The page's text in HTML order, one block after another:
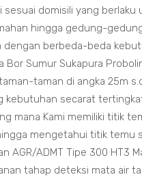
sesuai domisili yang
hingga gedung-
dengan berbeda-beda
Bor Sumur Sukapura
taman di angka 25m
kebutuhan secarat
mana Kami memiliki titik
mengetahui titik temu
AGR/ADMT Tipe 300 HT3
tahap deteksi mata air